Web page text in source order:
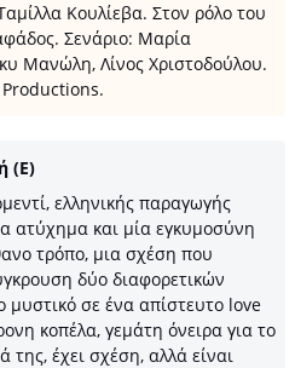
Κουλίεβα. Στον ρόλο του
Σενάριο: Μαρία
Μανώλη, Λίνος Χριστοδούλου.
(Ε)
ελληνικής παραγωγής
ατύχημα και μία εγκυμοσύνη
τρόπο, μια σχέση που
δύο διαφορετικών
σε ένα απίστευτο love
κοπέλα, γεμάτη όνειρα για το
της, έχει σχέση, αλλά είναι